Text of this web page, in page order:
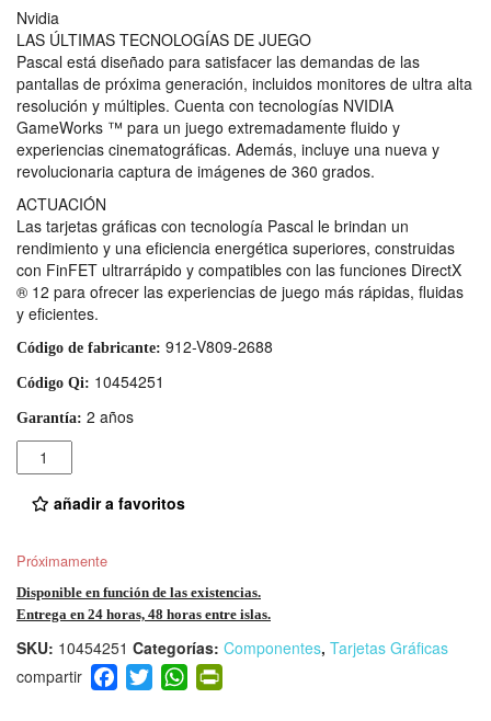
Nvidia
LAS ÚLTIMAS TECNOLOGÍAS DE JUEGO
Pascal está diseñado para satisfacer las demandas de las
pantallas de próxima generación, incluidos monitores de ultra alta
resolución y múltiples. Cuenta con tecnologías NVIDIA
GameWorks ™ para un juego extremadamente fluido y
experiencias cinematográficas. Además, incluye una nueva y
revolucionaria captura de imágenes de 360 ​​grados.
ACTUACIÓN
Las tarjetas gráficas con tecnología Pascal le brindan un
rendimiento y una eficiencia energética superiores, construidas
con FinFET ultrarrápido y compatibles con las funciones DirectX
® 12 para ofrecer las experiencias de juego más rápidas, fluidas
y eficientes.
Código de fabricante: 912-V809-2688
Código Qi: 10454251
Garantía: 2 años
Cantidad
añadir a favoritos
Próximamente
Disponible en función de las existencias.
Entrega en 24 horas, 48 horas entre islas.
SKU: 10454251 Categorías: Componentes, Tarjetas Gráficas
F
a
T
wi
W
h